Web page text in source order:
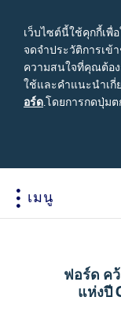
เว็บไซต์นี้ใช้คุกกี้เพื่
จดจำประวัติการเข้
ความสนใจที่คุณต้อง
ใช้และคำแนะนำเกี่
อร์ดโดยการกดปุ่ม
เมนู
ปรับแต่งแ
เปรียบเทีย
ข้อเสนอพิเ
เจ้าของ
นัดหมายอ
เข้าสู่ระบบ
อุปกรณ์ต
ข้อมูลองค์
ฟอร์ด ค
แห่งปี